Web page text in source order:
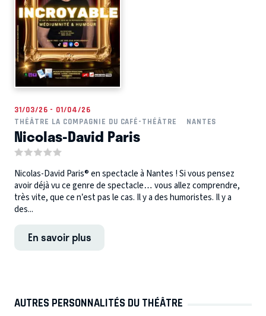
31/03/26 - 01/04/26
THÉÂTRE LA COMPAGNIE DU CAFÉ-THÉÂTRE
NANTES
Nicolas-David Paris
Nicolas-David Paris® en spectacle à Nantes ! Si vous pensez
avoir déjà vu ce genre de spectacle… vous allez comprendre,
très vite, que ce n’est pas le cas. Il y a des humoristes. Il y a
des...
En savoir plus
AUTRES PERSONNALITÉS DU THÉÂTRE